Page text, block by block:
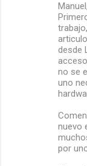
Manuel,
desde
no se
uno
nuevo
por